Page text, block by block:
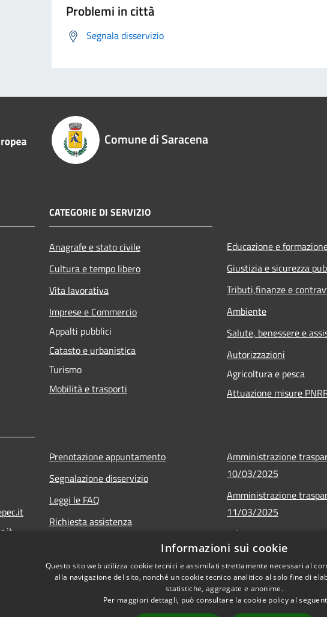
Problemi in città
Segnala disservizio
Comune di Saracena
CATEGORIE DI SERVIZIO
Anagrafe e stato civile
Cultura e tempo libero
Vita lavorativa
Imprese e Commercio
Appalti pubblici
Catasto e urbanistica
Turismo
Mobilità e trasporti
Educazione e
Giustizia e sicurezza
Tributi,finanze e
Ambiente
Salute, benessere e
Autorizzazioni
Agricoltura e pesca
Attuazione misure
Prenotazione appuntamento
Segnalazione disservizio
Leggi le FAQ
Richiesta assistenza
Amministrazione
10/03/2025
Amministrazione
11/03/2025
Informativa privacy
Note legali
Dichiarazione di
Informazioni sui cookie
Questo sito web utilizza cookie tecnici e assimilati strettamente necessari al
alla navigazione del sito, nonché un cookie tecnico analitico al solo fine di
statistiche, aggregate e anonime.
Per maggiori dettagli, può consultare la cookie policy al